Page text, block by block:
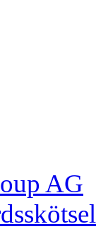
AG